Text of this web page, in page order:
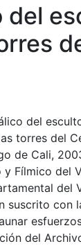
del
torres del
de Cali,
Fílmico del
del
suscrito con
del